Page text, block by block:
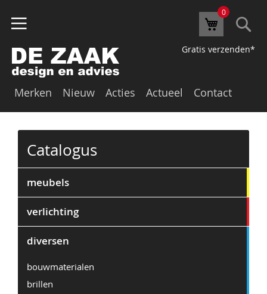
0
Gratis verzenden*
Merken Nieuw Acties Actueel Contact
Catalogus
meubels
verlichting
diversen
bouwmaterialen
brillen